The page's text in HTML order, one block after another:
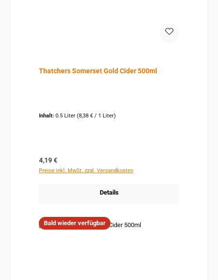
Thatchers Somerset Gold Cider 500ml
Inhalt: 0.5 Liter (8,38 € / 1 Liter)
Regulärer Preis:
4,19 €
Preise inkl. MwSt. zzgl. Versandkosten
Details
Bald wieder verfügbar